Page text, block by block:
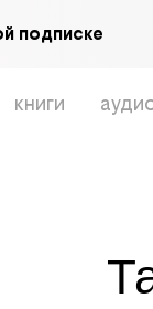
подписке
книги